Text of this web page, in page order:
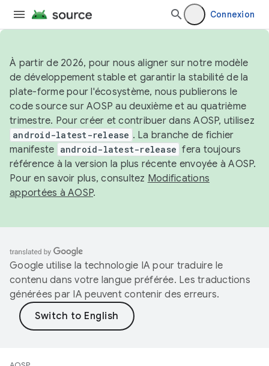
Connexion
À partir de 2026, pour nous aligner sur notre modèle
de développement stable et garantir la stabilité de la
plate-forme pour l'écosystème, nous publierons le
code source sur AOSP au deuxième et au quatrième
trimestre. Pour créer et contribuer dans AOSP, utilisez
android-latest-release . La branche de fichier
manifeste android-latest-release fera toujours
référence à la version la plus récente envoyée à AOSP.
Pour en savoir plus, consultez Modifications
apportées à AOSP.
Google utilise la technologie IA pour traduire le
contenu dans votre langue préférée. Les traductions
générées par IA peuvent contenir des erreurs.